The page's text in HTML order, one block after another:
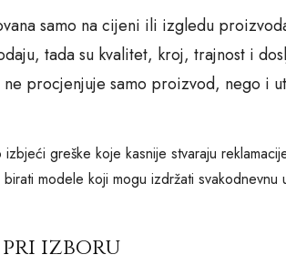
samo na cijeni ili izgledu
tada su kvalitet, kroj, trajnost i
procjenjuje samo proizvod, nego i
greške koje kasnije stvaraju
modele koji mogu izdržati svakodnevnu
pri izboru